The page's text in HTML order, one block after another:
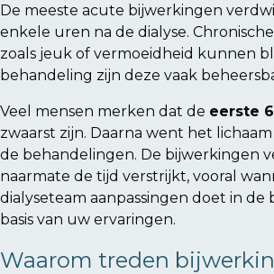
De meeste acute bijwerkingen
enkele uren na de dialyse.
zoals jeuk of vermoeidheid kunnen
behandeling zijn deze vaak
Veel mensen merken dat de eerste
zwaarst zijn. Daarna went het
de behandelingen. De bijwerkingen
naarmate de tijd verstrijkt, vooral
dialyseteam aanpassingen doet in de
basis van uw ervaringen.
Waarom treden